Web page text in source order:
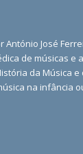
António José
de músicas e
da Música
na infância